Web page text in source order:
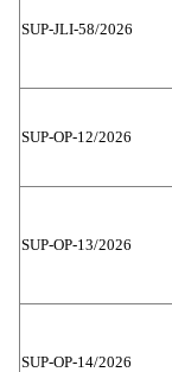
SUP-JLI-58/2026
SUP-OP-12/2026
SUP-OP-13/2026
SUP-OP-14/2026